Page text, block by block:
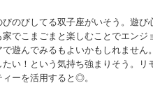
のびしてる双子座がいそう。遊び
でこまごまと楽しむことでエンジ
遊んでみるもよいかもしれません
い！という気持ち強まりそう。リ
ーを活用すると◎。